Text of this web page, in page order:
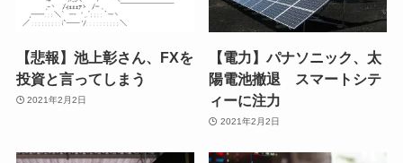
【悲報】池上彰さん、FXを
投資と言ってしまう
2021年2月2日
【電力】パナソニック、太
陽電池撤退 スマートシテ
ィーに注力
2021年2月2日